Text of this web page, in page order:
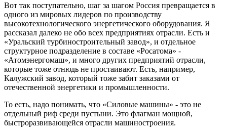
Вот так поступательно, шаг за шагом Россия превращается в
одного из мировых лидеров по производству
высокотехнологического энергетического оборудования. Я
рассказал далеко не обо всех предприятиях отрасли. Есть и
«Уральский турбиностроительный завод», и отдельное
структурное подразделение в составе «Росатома» -
«Атомэнергомаш», и много других предприятий отрасли,
которые тоже отнюдь не простаивают. Есть, например,
Калужский завод, который тоже забит заказами от
отечественной энергетики и промышленности.
То есть, надо понимать, что «Силовые машины» - это не
отдельный риф среди пустыни. Это флагман мощной,
быстроразвивающейся отрасли машиностроения.